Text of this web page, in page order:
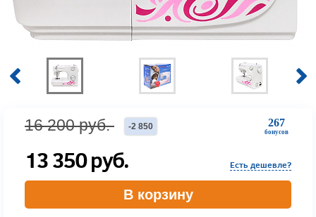
267
бонусов
16 200 руб. -2 850
13 350руб. Есть дешевле?
В корзину